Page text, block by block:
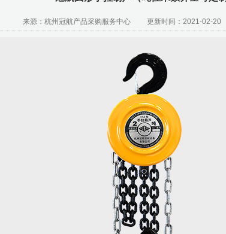
来源：杭州冠航产品采购服务中心 更新时间：2021-02-